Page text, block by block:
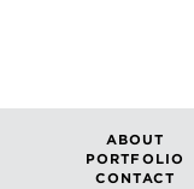
ABOUT
PORTFOLIO
CONTACT